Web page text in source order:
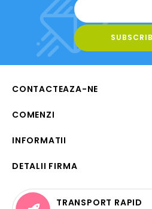
CONTACTEAZA-NE
COMENZI
INFORMATII
DETALII FIRMA
TRANSPORT RAPID